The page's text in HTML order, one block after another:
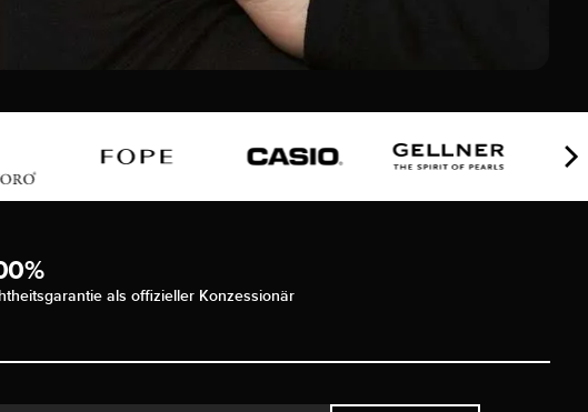
als offizieller Konzessionär